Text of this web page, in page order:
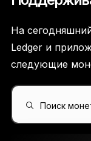
На
Ledger и
следующие
Поиск